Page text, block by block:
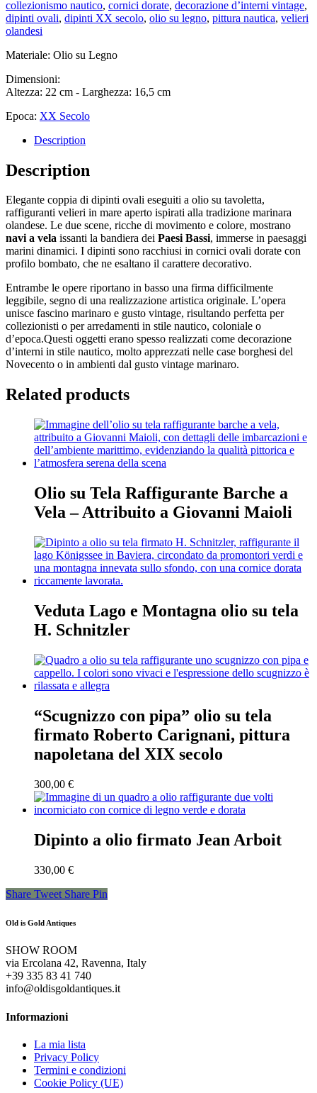
collezionismo nautico, cornici dorate, decorazione d’interni vintage,
dipinti ovali, dipinti XX secolo, olio su legno, pittura nautica, velieri
olandesi
Materiale: Olio su Legno
Dimensioni:
Altezza: 22 cm - Larghezza: 16,5 cm
Epoca: XX Secolo
Description
Description
Elegante coppia di dipinti ovali eseguiti a olio su tavoletta,
raffiguranti velieri in mare aperto ispirati alla tradizione marinara
olandese. Le due scene, ricche di movimento e colore, mostrano
navi a vela issanti la bandiera dei Paesi Bassi, immerse in paesaggi
marini dinamici. I dipinti sono racchiusi in cornici ovali dorate con
profilo bombato, che ne esaltano il carattere decorativo.
Entrambe le opere riportano in basso una firma difficilmente
leggibile, segno di una realizzazione artistica originale. L’opera
unisce fascino marinaro e gusto vintage, risultando perfetta per
collezionisti o per arredamenti in stile nautico, coloniale o
d’epoca.Questi oggetti erano spesso realizzati come decorazione
d’interni in stile nautico, molto apprezzati nelle case borghesi del
Novecento o in ambienti dal gusto vintage marinaro.
Related products
Olio su Tela Raffigurante Barche a
Vela – Attribuito a Giovanni Maioli
Veduta Lago e Montagna olio su tela
H. Schnitzler
“Scugnizzo con pipa” olio su tela
firmato Roberto Carignani, pittura
napoletana del XIX secolo
300,00 €
Dipinto a olio firmato Jean Arboit
330,00 €
Share Tweet Share Pin
Old is Gold Antiques
SHOW ROOM
via Ercolana 42, Ravenna, Italy
+39 335 83 41 740
info@oldisgoldantiques.it
Informazioni
La mia lista
Privacy Policy
Termini e condizioni
Cookie Policy (UE)